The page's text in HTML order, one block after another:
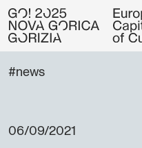
#news
06/09/2021